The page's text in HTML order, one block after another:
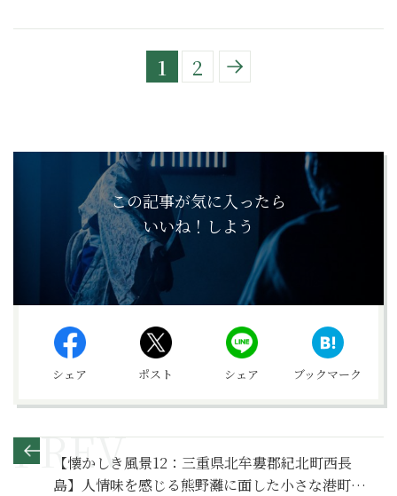
1 2
この記事が気に入ったら
いいね！しよう
シェア ポスト シェア ブックマーク
【懐かしき風景12：三重県北牟婁郡紀北町西長
島】人情味を感じる熊野灘に面した小さな港町